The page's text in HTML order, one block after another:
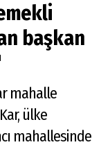
başkan
mahalle
ülke
mahallesinde